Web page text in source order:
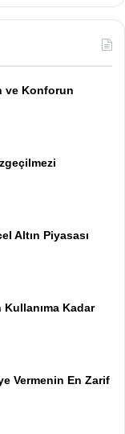
ve Konforun
Altın Piyasası
Kadar
Vermenin En Zarif